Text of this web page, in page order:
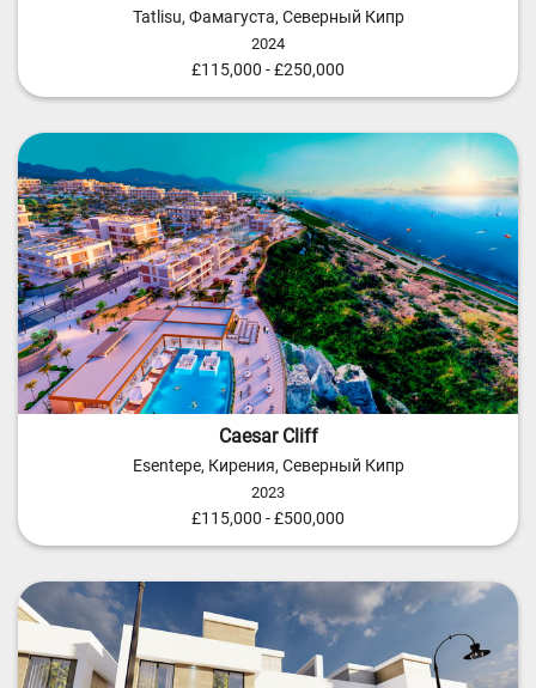
Tatlisu, Фамагуста, Северный Кипр
2024
£115,000 - £250,000
Caesar Cliff
Esentepe, Кирения, Северный Кипр
2023
£115,000 - £500,000